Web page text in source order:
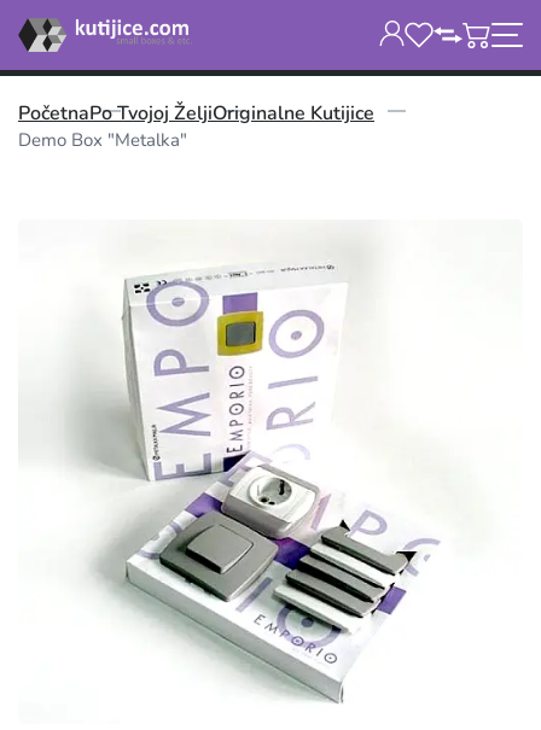
PočetnaPo Tvojoj ŽeljiOriginalne Kutijice
Demo Box "Metalka"